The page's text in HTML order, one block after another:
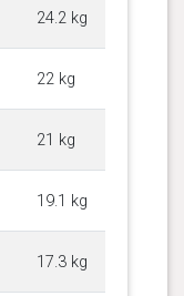
24.2 kg
22 kg
21 kg
19.1 kg
17.3 kg